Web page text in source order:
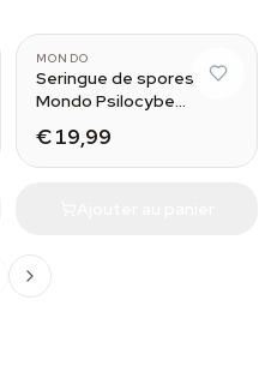
MONDO
Seringue de spores
Mondo Psilocybe
€ 19,99